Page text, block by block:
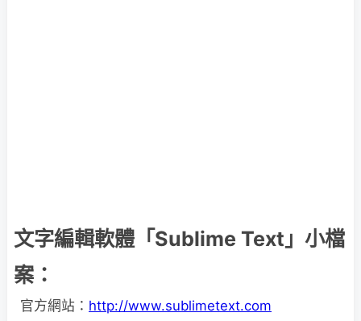
文字編輯軟體「Sublime Text」小檔
案：
官方網站： http://www.sublimetext.com